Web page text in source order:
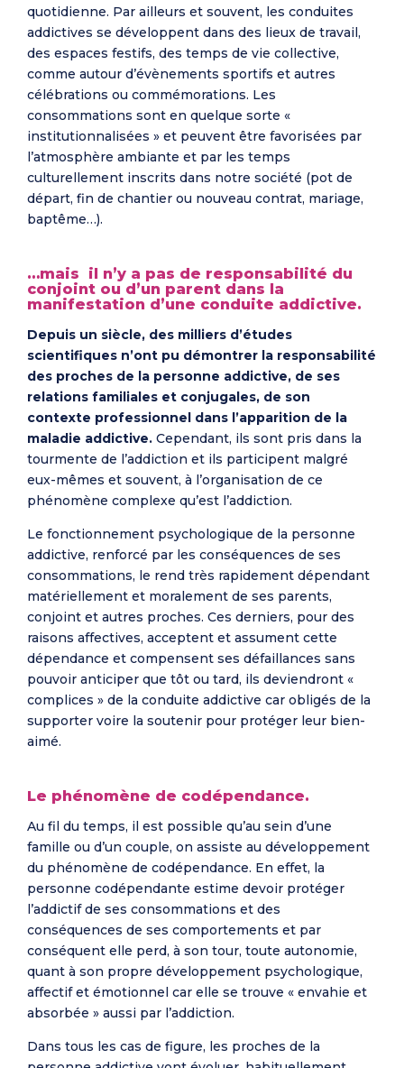
quotidienne. Par ailleurs et souvent, les conduites
addictives se développent dans des lieux de travail,
des espaces festifs, des temps de vie collective,
comme autour d’évènements sportifs et autres
célébrations ou commémorations. Les
consommations sont en quelque sorte «
institutionnalisées » et peuvent être favorisées par
l’atmosphère ambiante et par les temps
culturellement inscrits dans notre société (pot de
départ, fin de chantier ou nouveau contrat, mariage,
baptême…).
…mais il n’y a pas de responsabilité du
conjoint ou d’un parent dans la
manifestation d’une conduite addictive.
Depuis un siècle, des milliers d’études
scientifiques n’ont pu démontrer la responsabilité
des proches de la personne addictive, de ses
relations familiales et conjugales, de son
contexte professionnel dans l’apparition de la
maladie addictive. Cependant, ils sont pris dans la
tourmente de l’addiction et ils participent malgré
eux-mêmes et souvent, à l’organisation de ce
phénomène complexe qu’est l’addiction.
Le fonctionnement psychologique de la personne
addictive, renforcé par les conséquences de ses
consommations, le rend très rapidement dépendant
matériellement et moralement de ses parents,
conjoint et autres proches. Ces derniers, pour des
raisons affectives, acceptent et assument cette
dépendance et compensent ses défaillances sans
pouvoir anticiper que tôt ou tard, ils deviendront «
complices » de la conduite addictive car obligés de la
supporter voire la soutenir pour protéger leur bien-
aimé.
Le phénomène de codépendance.
Au fil du temps, il est possible qu’au sein d’une
famille ou d’un couple, on assiste au développement
du phénomène de codépendance. En effet, la
personne codépendante estime devoir protéger
l’addictif de ses consommations et des
conséquences de ses comportements et par
conséquent elle perd, à son tour, toute autonomie,
quant à son propre développement psychologique,
affectif et émotionnel car elle se trouve « envahie et
absorbée » aussi par l’addiction.
Dans tous les cas de figure, les proches de la